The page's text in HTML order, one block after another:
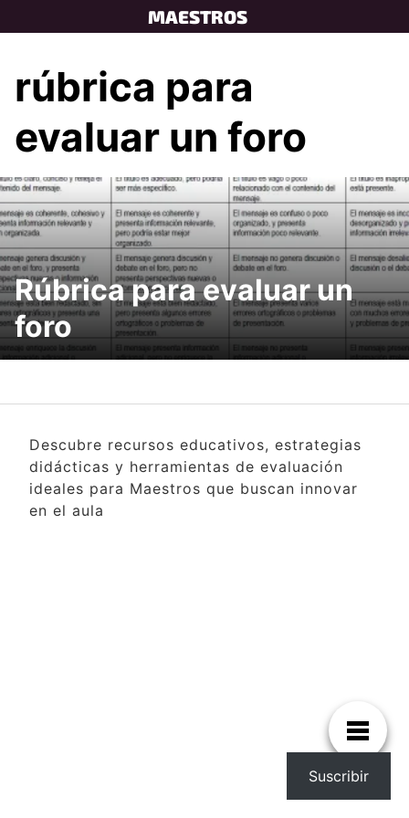
to
MAESTROS
rúbrica para
evaluar un foro
Rúbrica para evaluar un
foro
Descubre recursos educativos, estrategias
didácticas y herramientas de evaluación
ideales para Maestros que buscan innovar
en el aula
Suscribir